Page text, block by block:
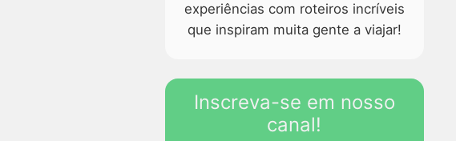
experiências com roteiros incríveis
que inspiram muita gente a viajar!
Inscreva-se em nosso
canal!